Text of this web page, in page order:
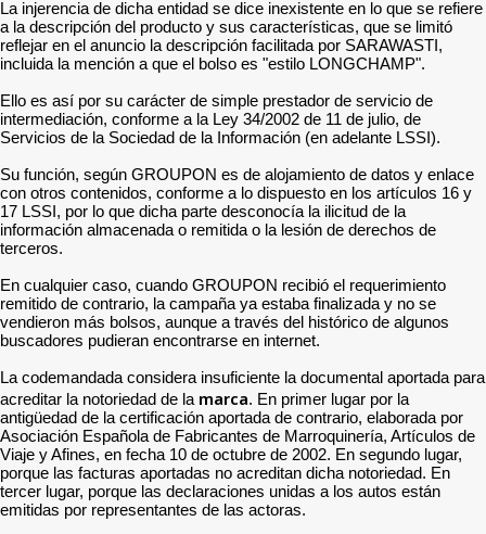
La injerencia de dicha entidad se dice inexistente en lo que se refiere
a la descripción del producto y sus características, que se limitó
reflejar en el anuncio la descripción facilitada por SARAWASTI,
incluida la mención a que el bolso es "estilo LONGCHAMP".
Ello es así por su carácter de simple prestador de servicio de
intermediación, conforme a la Ley 34/2002 de 11 de julio, de
Servicios de la Sociedad de la Información (en adelante LSSI).
Su función, según GROUPON es de alojamiento de datos y enlace
con otros contenidos, conforme a lo dispuesto en los artículos 16 y
17 LSSI, por lo que dicha parte desconocía la ilicitud de la
información almacenada o remitida o la lesión de derechos de
terceros.
En cualquier caso, cuando GROUPON recibió el requerimiento
remitido de contrario, la campaña ya estaba finalizada y no se
vendieron más bolsos, aunque a través del histórico de algunos
buscadores pudieran encontrarse en internet.
La codemandada considera insuficiente la documental aportada para
acreditar la notoriedad de la marca. En primer lugar por la
antigüedad de la certificación aportada de contrario, elaborada por
Asociación Española de Fabricantes de Marroquinería, Artículos de
Viaje y Afines, en fecha 10 de octubre de 2002. En segundo lugar,
porque las facturas aportadas no acreditan dicha notoriedad. En
tercer lugar, porque las declaraciones unidas a los autos están
emitidas por representantes de las actoras.